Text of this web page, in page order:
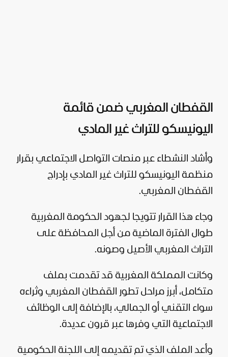
القفطان المغربي ضمن قائمة
اليونيسكو للتراث غير المادي
وأشاد النشطاء عبر منصات التواصل الاجتماعي بقرار
منظمة اليونيسكو للتراث غير المادي بإدراج
القفطان المغربي.
وجاء هذا القرار تتويجا لجهود الحكومة المغربية
طوال الفترة الماضية من أجل المحافظة على
التراث المغربي الأصيل وصونه.
وكانت المملكة المغربية قد تقدمت بملف
متكامل، أبرز مراحل تطور القفطان المغربي وثراءه
سواء التقني أو الجمالي، بالإضافة إلى الوظائف
الاجتماعية التي وفرها عبر قرون عديدة.
وأعد الملف الذي تم تقديمه إلى اللجنة الحكومية